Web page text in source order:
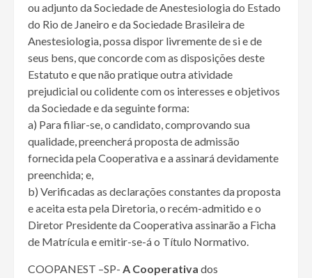
ou adjunto da Sociedade de Anestesiologia do Estado
do Rio de Janeiro e da Sociedade Brasileira de
Anestesiologia, possa dispor livremente de si e de
seus bens, que concorde com as disposições deste
Estatuto e que não pratique outra atividade
prejudicial ou colidente com os interesses e objetivos
da Sociedade e da seguinte forma:
a) Para filiar-se, o candidato, comprovando sua
qualidade, preencherá proposta de admissão
fornecida pela Cooperativa e a assinará devidamente
preenchida; e,
b) Verificadas as declarações constantes da proposta
e aceita esta pela Diretoria, o recém-admitido e o
Diretor Presidente da Cooperativa assinarão a Ficha
de Matrícula e emitir-se-á o Título Normativo.
COOPANEST –SP- A Cooperativa dos